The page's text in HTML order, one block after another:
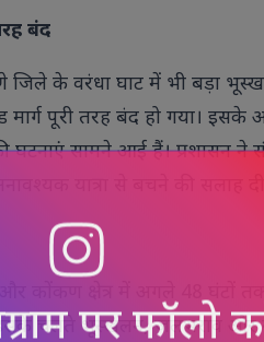
बंद
जिले के वरंधा घाट में भी बड़ा
पूरी तरह बंद हो गया। इसके
घटनाएं सामने आई हैं। प्रशासन ने
यात्रा से बचने की सलाह दी
कोंकण क्षेत्र में अगले 48 घंटों तक
चलते भूस्खलन, जलभराव और